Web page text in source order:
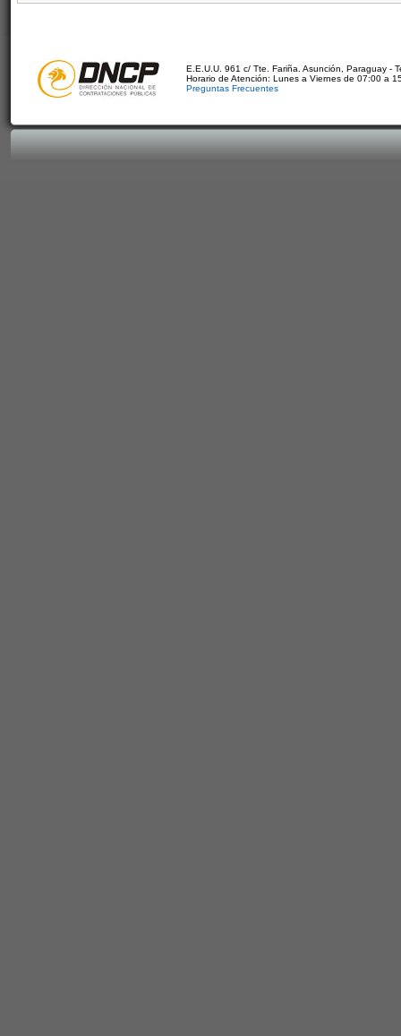
E.E.U.U. 961 c/ Tte. Fariña. Asunción, Paraguay -
Horario de Atención: Lunes a Viernes de 07:00 a
Preguntas Frecuentes